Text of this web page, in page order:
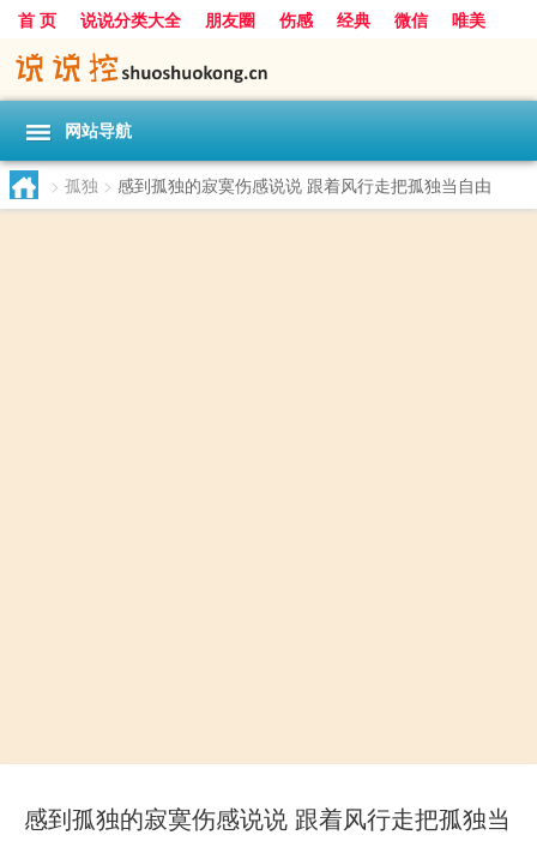
首 页 说说分类大全 朋友圈 伤感 经典 微信
唯美
励志
爱情 搞笑
网站导航
> 孤独 > 感到孤独的寂寞伤感说说 跟着风行走把孤独当自由
感到孤独的寂寞伤感说说 跟着风行走把孤独当